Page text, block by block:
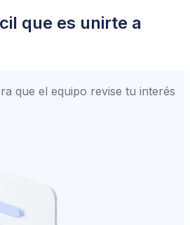
que es unirte a
que el equipo revise tu interés